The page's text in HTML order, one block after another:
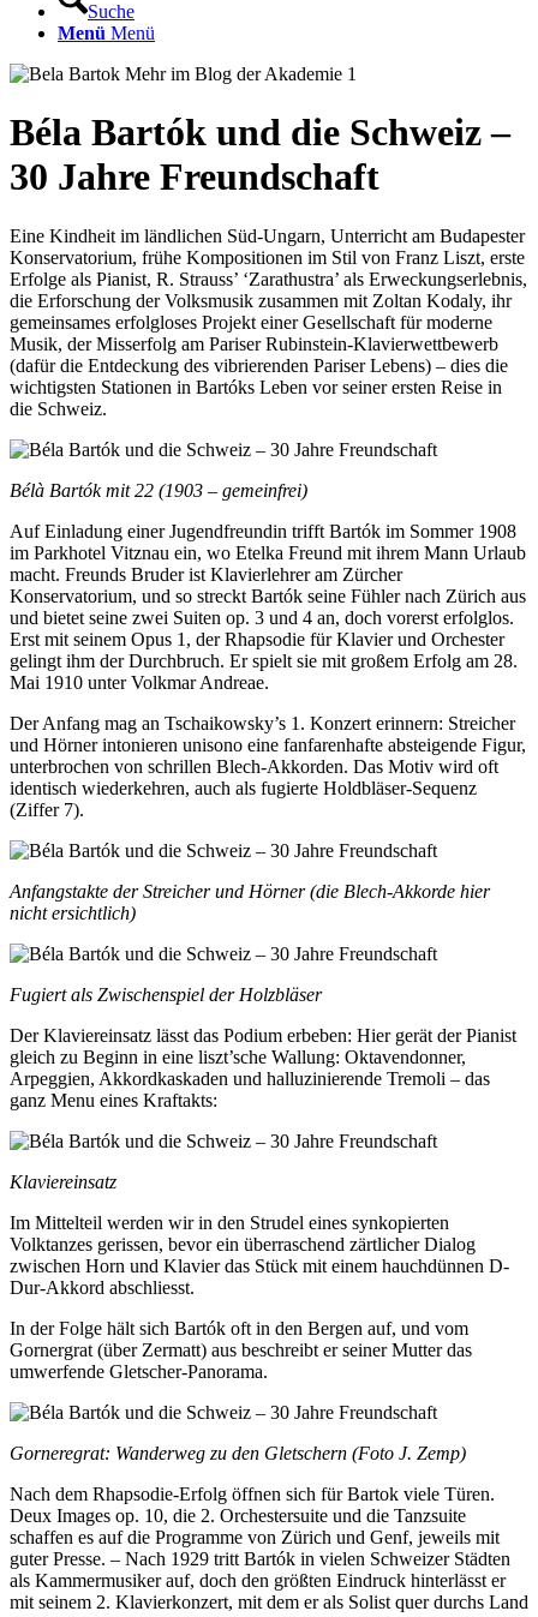
Suche
Menü Menü
Béla Bartók und die Schweiz –
30 Jahre Freundschaft
Eine Kindheit im ländlichen Süd-Ungarn, Unterricht am Budapester
Konservatorium, frühe Kompositionen im Stil von Franz Liszt, erste
Erfolge als Pianist, R. Strauss’ ‘Zarathustra’ als Erweckungserlebnis,
die Erforschung der Volksmusik zusammen mit Zoltan Kodaly, ihr
gemeinsames erfolgloses Projekt einer Gesellschaft für moderne
Musik, der Misserfolg am Pariser Rubinstein-Klavierwettbewerb
(dafür die Entdeckung des vibrierenden Pariser Lebens) – dies die
wichtigsten Stationen in Bartóks Leben vor seiner ersten Reise in
die Schweiz.
Bélà Bartók mit 22 (1903 – gemeinfrei)
Auf Einladung einer Jugendfreundin trifft Bartók im Sommer 1908
im Parkhotel Vitznau ein, wo Etelka Freund mit ihrem Mann Urlaub
macht. Freunds Bruder ist Klavierlehrer am Zürcher
Konservatorium, und so streckt Bartók seine Fühler nach Zürich aus
und bietet seine zwei Suiten op. 3 und 4 an, doch vorerst erfolglos.
Erst mit seinem Opus 1, der Rhapsodie für Klavier und Orchester
gelingt ihm der Durchbruch. Er spielt sie mit großem Erfolg am 28.
Mai 1910 unter Volkmar Andreae.
Der Anfang mag an Tschaikowsky’s 1. Konzert erinnern: Streicher
und Hörner intonieren unisono eine fanfarenhafte absteigende Figur,
unterbrochen von schrillen Blech-Akkorden. Das Motiv wird oft
identisch wiederkehren, auch als fugierte Holdbläser-Sequenz
(Ziffer 7).
Anfangstakte der Streicher und Hörner (die Blech-Akkorde hier
nicht ersichtlich)
Fugiert als Zwischenspiel der Holzbläser
Der Klaviereinsatz lässt das Podium erbeben: Hier gerät der Pianist
gleich zu Beginn in eine liszt’sche Wallung: Oktavendonner,
Arpeggien, Akkordkaskaden und halluzinierende Tremoli – das
ganz Menu eines Kraftakts:
Klaviereinsatz
Im Mittelteil werden wir in den Strudel eines synkopierten
Volktanzes gerissen, bevor ein überraschend zärtlicher Dialog
zwischen Horn und Klavier das Stück mit einem hauchdünnen D-
Dur-Akkord abschliesst.
In der Folge hält sich Bartók oft in den Bergen auf, und vom
Gornergrat (über Zermatt) aus beschreibt er seiner Mutter das
umwerfende Gletscher-Panorama.
Gorneregrat: Wanderweg zu den Gletschern (Foto J. Zemp)
Nach dem Rhapsodie-Erfolg öffnen sich für Bartok viele Türen.
Deux Images op. 10, die 2. Orchestersuite und die Tanzsuite
schaffen es auf die Programme von Zürich und Genf, jeweils mit
guter Presse. – Nach 1929 tritt Bartók in vielen Schweizer Städten
als Kammermusiker auf, doch den größten Eindruck hinterlässt er
mit seinem 2. Klavierkonzert, mit dem er als Solist quer durchs Land